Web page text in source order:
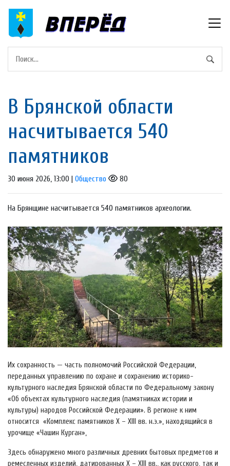
В Брянской области
насчитывается 540
памятников
30 июня 2026, 13:00 | Общество 80
На Брянщине насчитывается 540 памятников археологии.
Их сохранность — часть полномочий Российской Федерации,
переданных управлению по охране и сохранению историко-
культурного наследия Брянской области по Федеральному закону
«Об объектах культурного наследия (памятниках истории и
культуры) народов Российской Федерации». В регионе к ним
относится «Комплекс памятников X – XIII вв. н.э.», находящийся в
урочище «Чашин Курган»,
Здесь обнаружено много различных древних бытовых предметов и
ремесленных изделий, датированных Х – XIII вв., как русского, так и